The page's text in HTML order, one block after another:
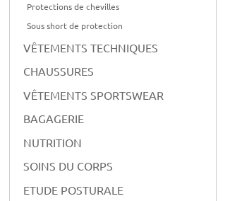
Protections de chevilles
Sous short de protection
VÊTEMENTS TECHNIQUES
CHAUSSURES
VÊTEMENTS SPORTSWEAR
BAGAGERIE
NUTRITION
SOINS DU CORPS
ETUDE POSTURALE